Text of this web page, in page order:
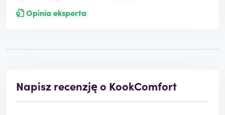
Opinia eksperta
Napisz recenzję o KookComfort